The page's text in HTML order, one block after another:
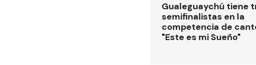
Gualeguaychú tiene
semifinalistas en la
competencia de
"Este es mi Sueño"